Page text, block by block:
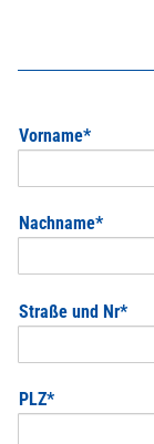
Pflichtfeld
Vorname*
Pflichtfeld
Nachname*
Pflichtfeld
Straße und Nr*
Pflichtfeld
PLZ*